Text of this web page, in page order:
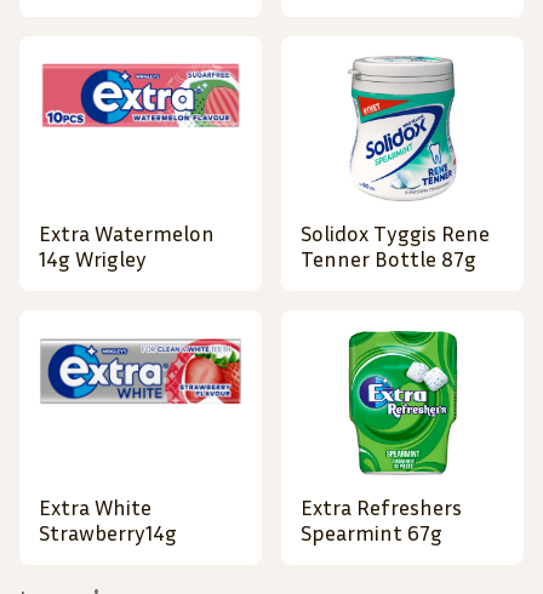
Extra Watermelon
14g Wrigley
Solidox Tyggis Rene
Tenner Bottle 87g
Extra White
Strawberry14g
Extra Refreshers
Spearmint 67g